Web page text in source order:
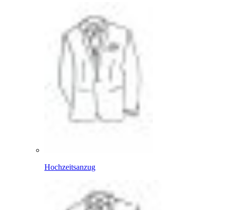
Hochzeitsanzug